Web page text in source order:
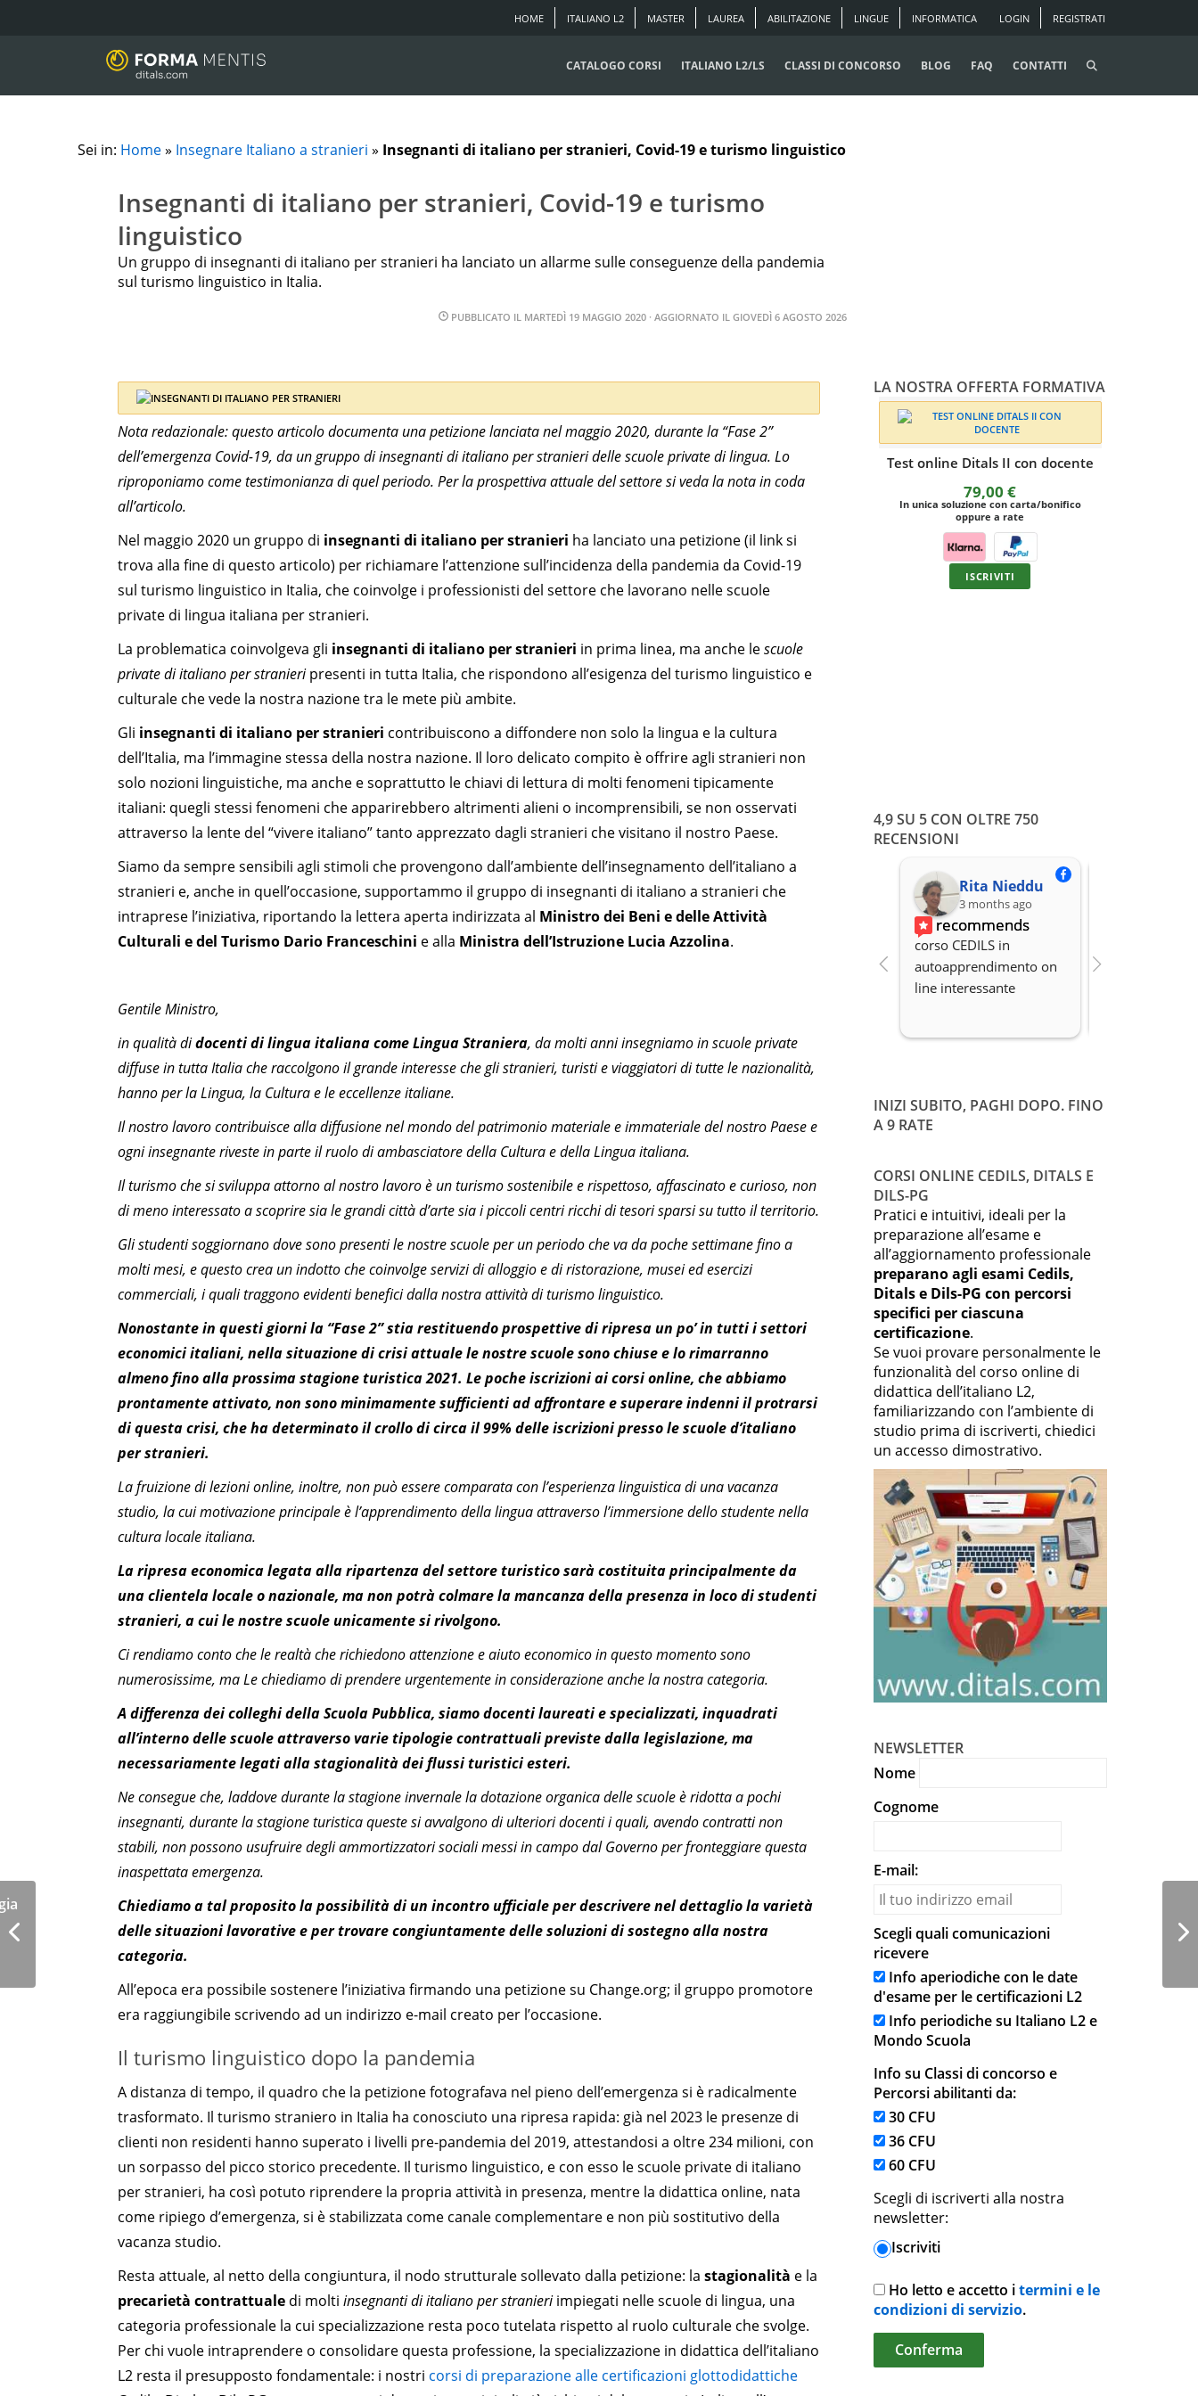
LOGIN REGISTRATI
HOME ITALIANO L2 MASTER LAUREA ABILITAZIONE LINGUE INFORMATICA
CATALOGO CORSI ITALIANO L2/LS CLASSI DI CONCORSO BLOG FAQ CONTATTI
Sei in: Home» Insegnare Italiano a stranieri » Insegnanti di italiano per stranieri, Covid-19 e turismo linguistico
Insegnanti di italiano per stranieri, Covid-19 e turismo
linguistico
Un gruppo di insegnanti di italiano per stranieri ha lanciato un allarme sulle conseguenze della pandemia
sul turismo linguistico in Italia.
PUBBLICATO IL MARTEDÌ 19 MAGGIO 2020· AGGIORNATO IL GIOVEDÌ 6 AGOSTO 2026
Nota redazionale: questo articolo documenta una petizione lanciata nel maggio 2020, durante la “Fase 2”
dell’emergenza Covid-19, da un gruppo di insegnanti di italiano per stranieri delle scuole private di lingua. Lo
riproponiamo come testimonianza di quel periodo. Per la prospettiva attuale del settore si veda la nota in coda
all’articolo.
Nel maggio 2020 un gruppo di insegnanti di italiano per stranieri ha lanciato una petizione (il link si
trova alla fine di questo articolo) per richiamare l’attenzione sull’incidenza della pandemia da Covid-19
sul turismo linguistico in Italia, che coinvolge i professionisti del settore che lavorano nelle scuole
private di lingua italiana per stranieri.
La problematica coinvolgeva gli insegnanti di italiano per stranieri in prima linea, ma anche lescuole
private di italiano per stranieripresenti in tutta Italia, che rispondono all’esigenza del turismo linguistico e
culturale che vede la nostra nazione tra le mete più ambite.
Gli insegnanti di italiano per stranieri contribuiscono a diffondere non solo la lingua e la cultura
dell’Italia, ma l’immagine stessa della nostra nazione. Il loro delicato compito è offrire agli stranieri non
solo nozioni linguistiche, ma anche e soprattutto le chiavi di lettura di molti fenomeni tipicamente
italiani: quegli stessi fenomeni che apparirebbero altrimenti alieni o incomprensibili, se non osservati
attraverso la lente del “vivere italiano” tanto apprezzato dagli stranieri che visitano il nostro Paese.
Siamo da sempre sensibili agli stimoli che provengono dall’ambiente dell’insegnamento dell’italiano a
stranieri e, anche in quell’occasione, supportammo il gruppo di insegnanti di italiano a stranieri che
intraprese l’iniziativa, riportando la lettera aperta indirizzata al Ministro dei Beni e delle Attività
Culturali e del Turismo Dario Franceschini e alla Ministra dell’Istruzione Lucia Azzolina.
Gentile Ministro,
in qualità didocenti di lingua italiana come Lingua Straniera, da molti anni insegniamo in scuole private
diffuse in tutta Italia che raccolgono il grande interesse che gli stranieri, turisti e viaggiatori di tutte le nazionalità,
hanno per la Lingua, la Cultura e le eccellenze italiane.
Il nostro lavoro contribuisce alla diffusione nel mondo del patrimonio materiale e immateriale del nostro Paese e
ogni insegnante riveste in parte il ruolo di ambasciatore della Cultura e della Lingua italiana.
Il turismo che si sviluppa attorno al nostro lavoro è un turismo sostenibile e rispettoso, affascinato e curioso, non
di meno interessato a scoprire sia le grandi città d’arte sia i piccoli centri ricchi di tesori sparsi su tutto il territorio.
Gli studenti soggiornano dove sono presenti le nostre scuole per un periodo che va da poche settimane fino a
molti mesi, e questo crea un indotto che coinvolge servizi di alloggio e di ristorazione, musei ed esercizi
commerciali, i quali traggono evidenti benefici dalla nostra attività di turismo linguistico.
Nonostante in questi giorni la “Fase 2” stia restituendo prospettive di ripresa un po’ in tutti i settori
economici italiani, nella situazione di crisi attuale le nostre scuole sono chiuse e lo rimarranno
almeno fino alla prossima stagione turistica 2021. Le poche iscrizioni ai corsi online, che abbiamo
prontamente attivato, non sono minimamente sufficienti ad affrontare e superare indenni il protrarsi
di questa crisi, che ha determinato il crollo di circa il 99% delle iscrizioni presso le scuole d’italiano
per stranieri.
La fruizione di lezioni online, inoltre, non può essere comparata con l’esperienza linguistica di una vacanza
studio, la cui motivazione principale è l’apprendimento della lingua attraverso l’immersione dello studente nella
cultura locale italiana.
La ripresa economica legata alla ripartenza del settore turistico sarà costituita principalmente da
una clientela locale o nazionale, ma non potrà colmare la mancanza della presenza in loco di studenti
stranieri, a cui le nostre scuole unicamente si rivolgono.
Ci rendiamo conto che le realtà che richiedono attenzione e aiuto economico in questo momento sono
numerosissime, ma Le chiediamo di prendere urgentemente in considerazione anche la nostra categoria.
A differenza dei colleghi della Scuola Pubblica, siamo docenti laureati e specializzati, inquadrati
all’interno delle scuole attraverso varie tipologie contrattuali previste dalla legislazione, ma
necessariamente legati alla stagionalità dei flussi turistici esteri.
Ne consegue che, laddove durante la stagione invernale la dotazione organica delle scuole è ridotta a pochi
insegnanti, durante la stagione turistica queste si avvalgono di ulteriori docenti i quali, avendo contratti non
stabili, non possono usufruire degli ammortizzatori sociali messi in campo dal Governo per fronteggiare questa
inaspettata emergenza.
Chiediamo a tal proposito la possibilità di un incontro ufficiale per descrivere nel dettaglio la varietà
delle situazioni lavorative e per trovare congiuntamente delle soluzioni di sostegno alla nostra
categoria.
All’epoca era possibile sostenere l’iniziativa firmando una petizione su Change.org; il gruppo promotore
era raggiungibile scrivendo ad un indirizzo e-mail creato per l’occasione.
Il turismo linguistico dopo la pandemia
A distanza di tempo, il quadro che la petizione fotografava nel pieno dell’emergenza si è radicalmente
trasformato. Il turismo straniero in Italia ha conosciuto una ripresa rapida: già nel 2023 le presenze di
clienti non residenti hanno superato i livelli pre-pandemia del 2019, attestandosi a oltre 234 milioni, con
un sorpasso del picco storico precedente. Il turismo linguistico, e con esso le scuole private di italiano
per stranieri, ha così potuto riprendere la propria attività in presenza, mentre la didattica online, nata
come ripiego d’emergenza, si è stabilizzata come canale complementare e non più sostitutivo della
vacanza studio.
Resta attuale, al netto della congiuntura, il nodo strutturale sollevato dalla petizione: la stagionalità e la
precarietà contrattuale di molti insegnanti di italiano per stranieriimpiegati nelle scuole di lingua, una
categoria professionale la cui specializzazione resta poco tutelata rispetto al ruolo culturale che svolge.
Per chi vuole intraprendere o consolidare questa professione, la specializzazione in didattica dell’italiano
L2 resta il presupposto fondamentale: i nostri corsi di preparazione alle certificazioni glottodidattiche
LA NOSTRA OFFERTA FORMATIVA
Test online Ditals II con docente
79,00€
In unica soluzione con carta/bonifico
oppure a rate
ISCRIVITI
4,9 SU 5 CON OLTRE 750
RECENSIONI
Rita Nieddu
3 months ago
recommends
corso CEDILS in
autoapprendimento on
line interessante
INIZI SUBITO, PAGHI DOPO. FINO
A 9 RATE
CORSI ONLINE CEDILS, DITALS E
DILS-PG
Pratici e intuitivi, ideali per la
preparazione all’esame e
all’aggiornamento professionale
preparano agli esami Cedils,
Ditals e Dils-PG con percorsi
specifici per ciascuna
certificazione.
Se vuoi provare personalmente le
funzionalità del corso online di
didattica dell’italiano L2,
familiarizzando con l’ambiente di
studio prima di iscriverti, chiedici
un accesso dimostrativo.
NEWSLETTER
Nome
Cognome
E-mail:
Scegli quali comunicazioni
ricevere
Info aperiodiche con le date
d'esame per le certificazioni L2
Info periodiche su Italiano L2 e
Mondo Scuola
Info su Classi di concorso e
Percorsi abilitanti da:
30 CFU
36 CFU
60 CFU
Scegli di iscriverti alla nostra
newsletter:
Iscriviti
Ho letto e accetto itermini e le
condizioni di servizio.